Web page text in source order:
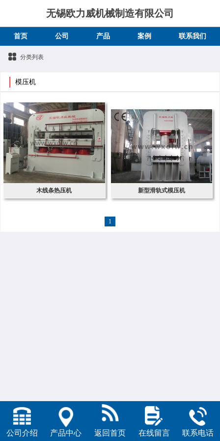
无锡欧力威机械制造有限公司
首页 公司 产品 案例 联系我们
分类列表
模压机
木线条热压机 新型滑轨式模压机
1
公司介绍 产品中心 返回首页 在线留言 联系电话